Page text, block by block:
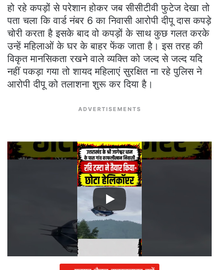
हो रहे कपड़ों से परेशान होकर जब सीसीटीवी फुटेज देखा तो
पता चला कि वार्ड नंबर 6 का निवासी आरोपी दीपू दास कपड़े
चोरी करता है इसके बाद वो कपड़ों के साथ कुछ गलत करके
उन्हें महिलाओं के घर के बाहर फेंक जाता है। इस तरह की
विकृत मानसिकता रखने वाले व्यक्ति को जल्द से जल्द यदि
नहीं पकड़ा गया तो शायद महिलाएं सुरक्षित ना रहे पुलिस ने
आरोपी दीपू को तलाशना शुरू कर दिया है।
ADVERTISEMENTS